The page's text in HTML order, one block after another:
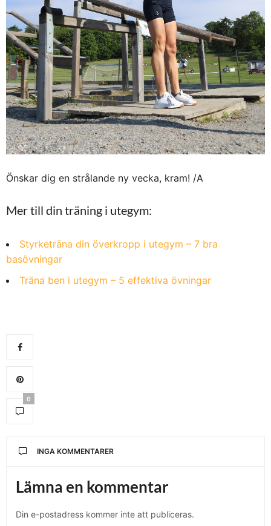
Önskar dig en strålande ny vecka, kram! /A
Mer till din träning i utegym:
Styrketräna din överkropp i utegym – 7 bra
basövningar
Träna ben i utegym – 5 effektiva övningar
0
INGA KOMMENTARER
Lämna en kommentar
Din e-postadress kommer inte att publiceras.